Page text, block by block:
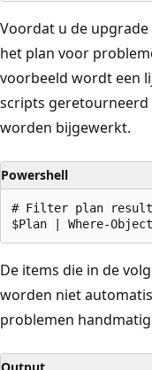
Voordat u de
het plan voor
voorbeeld wordt een
scripts geretourneerd
worden bijgewerkt.
Powershell
# Filter plan
De items die in de
worden niet
problemen
Output